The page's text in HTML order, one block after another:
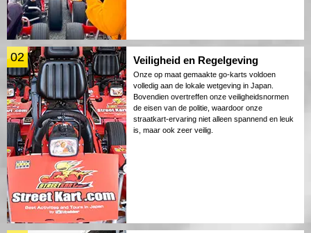
02 Veiligheid en Regelgeving
Onze op maat gemaakte go-karts voldoen
volledig aan de lokale wetgeving in Japan.
Bovendien overtreffen onze veiligheidsnormen
de eisen van de politie, waardoor onze
straatkart-ervaring niet alleen spannend en leuk
is, maar ook zeer veilig.